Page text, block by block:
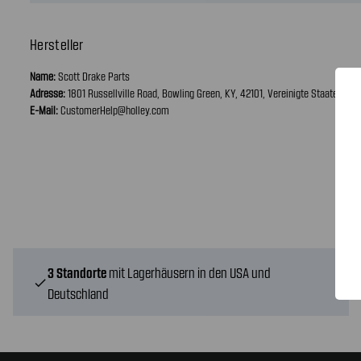
Hersteller
Name:Scott Drake Parts
Adresse:1801 Russellville Road, Bowling Green, KY, 42101, Vereinigte Staaten von
E-Mail:CustomerHelp@holley.com
check
3 Standorte mit Lagerhäusern in den USA und
Deutschland